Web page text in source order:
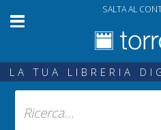
SALTA AL
LA TUA LIBRERIA